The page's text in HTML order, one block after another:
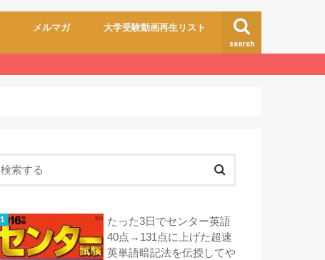
search
メルマガ 大学受験動画再生リスト
たった3日でセンター英語
40点→131点に上げた超速
英単語暗記法を伝授してや